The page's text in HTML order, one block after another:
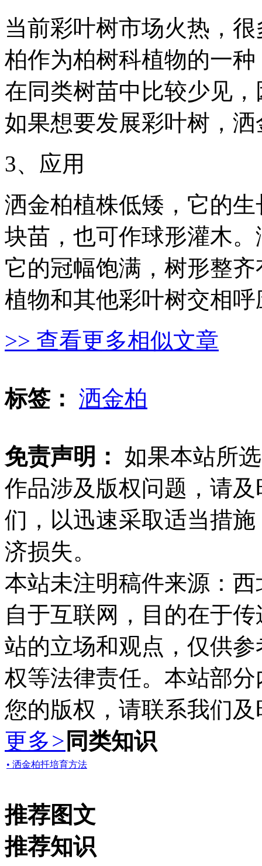
当前彩叶树市场火热，
柏作为柏树科植物的一
在同类树苗中比较少见
如果想要发展彩叶树，
3、应用
洒金柏植株低矮，它的
块苗，也可作球形灌木
它的冠幅饱满，树形整
植物和其他彩叶树交相呼
>> 查看更多相似文章
标签： 洒金柏
免责声明：
如果本站所
作品涉及版权问题，请
们，以迅速采取适当措
济损失。
本站未注明稿件来源：
自于互联网，目的在于
站的立场和观点，仅供
权等法律责任。本站部
您的版权，请联系我们
更多> 同类知识
• 洒金柏扦培育方法
推荐图文
推荐知识